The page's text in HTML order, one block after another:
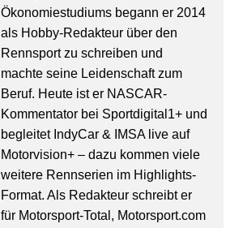
Ökonomiestudiums begann er 2014
als Hobby-Redakteur über den
Rennsport zu schreiben und
machte seine Leidenschaft zum
Beruf. Heute ist er NASCAR-
Kommentator bei Sportdigital1+ und
begleitet IndyCar & IMSA live auf
Motorvision+ – dazu kommen viele
weitere Rennserien im Highlights-
Format. Als Redakteur schreibt er
für Motorsport-Total, Motorsport.com